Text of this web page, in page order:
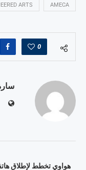
AMECA
ARTS
0